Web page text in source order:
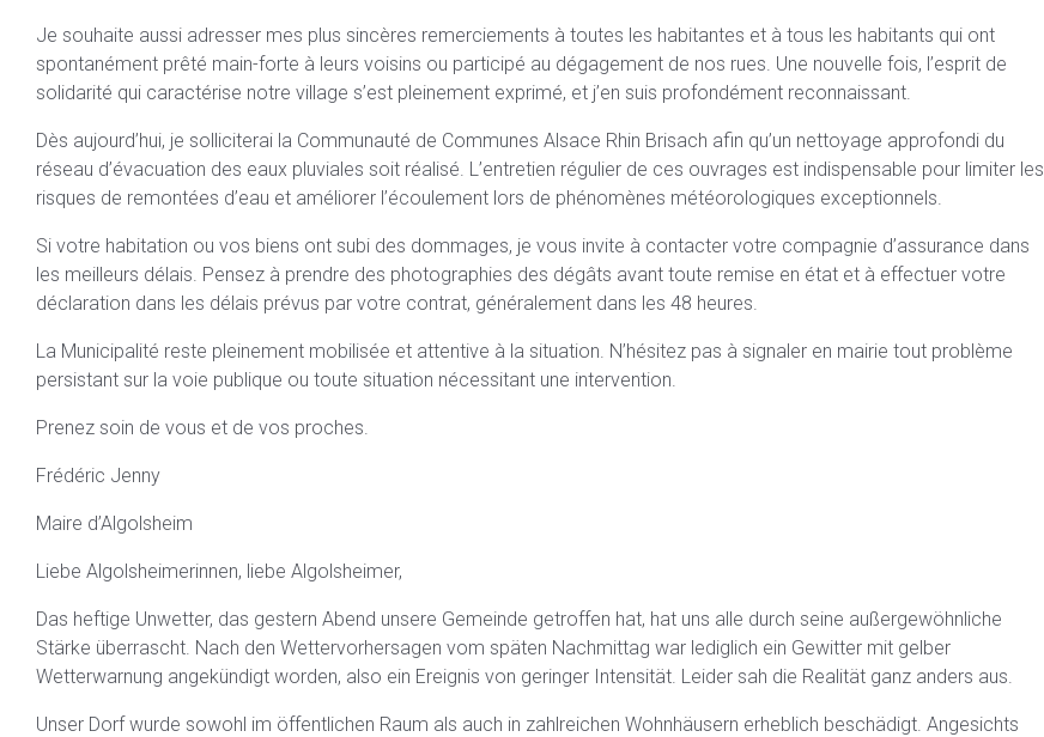
Je souhaite aussi adresser mes plus sincères remerciements à toutes les habitantes et à tous les habitants qui ont
spontanément prêté main-forte à leurs voisins ou participé au dégagement de nos rues. Une nouvelle fois, l’esprit de
solidarité qui caractérise notre village s’est pleinement exprimé, et j’en suis profondément reconnaissant.
Dès aujourd’hui, je solliciterai la Communauté de Communes Alsace Rhin Brisach afin qu’un nettoyage approfondi du
réseau d’évacuation des eaux pluviales soit réalisé. L’entretien régulier de ces ouvrages est indispensable pour limiter les
risques de remontées d’eau et améliorer l’écoulement lors de phénomènes météorologiques exceptionnels.
Si votre habitation ou vos biens ont subi des dommages, je vous invite à contacter votre compagnie d’assurance dans
les meilleurs délais. Pensez à prendre des photographies des dégâts avant toute remise en état et à effectuer votre
déclaration dans les délais prévus par votre contrat, généralement dans les 48 heures.
La Municipalité reste pleinement mobilisée et attentive à la situation. N’hésitez pas à signaler en mairie tout problème
persistant sur la voie publique ou toute situation nécessitant une intervention.
Prenez soin de vous et de vos proches.
Frédéric Jenny
Maire d’Algolsheim
Liebe Algolsheimerinnen, liebe Algolsheimer,
Das heftige Unwetter, das gestern Abend unsere Gemeinde getroffen hat, hat uns alle durch seine außergewöhnliche
Stärke überrascht. Nach den Wettervorhersagen vom späten Nachmittag war lediglich ein Gewitter mit gelber
Wetterwarnung angekündigt worden, also ein Ereignis von geringer Intensität. Leider sah die Realität ganz anders aus.
Unser Dorf wurde sowohl im öffentlichen Raum als auch in zahlreichen Wohnhäusern erheblich beschädigt. Angesichts